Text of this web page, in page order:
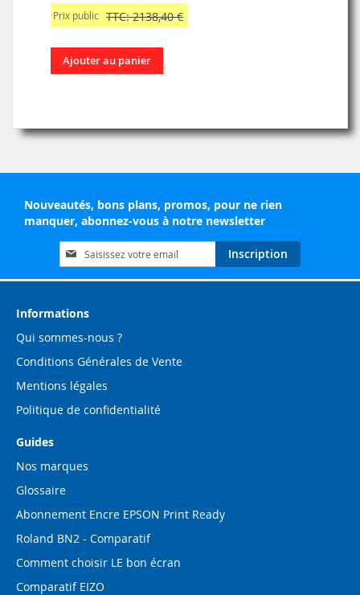
Prix public TTC: 2138,40 €
Ajouter au panier
Nouveautés, bons plans, promos, pour ne rien
manquer, abonnez-vous à notre newsletter
Inscription
à
notre
d’information
Inscription
Informations
Qui sommes-nous ?
Conditions Générales de Vente
Mentions légales
Politique de confidentialité
Guides
Nos marques
Glossaire
Abonnement Encre EPSON Print Ready
Roland BN2 - Comparatif
Comment choisir LE bon écran
Comparatif EIZO